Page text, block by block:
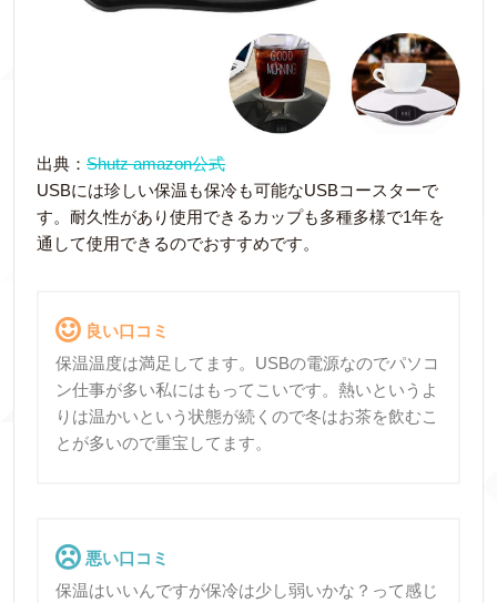
出典： Shutz amazon公式
USBには珍しい保温も保冷も可能なUSBコースターで
す。耐久性があり使用できるカップも多種多様で1年を
通して使用できるのでおすすめです。
良い口コミ
保温温度は満足してます。USBの電源なのでパソコ
ン仕事が多い私にはもってこいです。熱いというよ
りは温かいという状態が続くので冬はお茶を飲むこ
とが多いので重宝してます。
悪い口コミ
保温はいいんですが保冷は少し弱いかな？って感じ